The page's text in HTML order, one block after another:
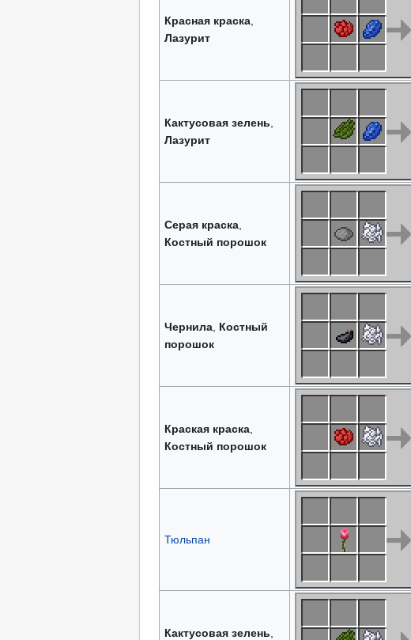
Красная краска,
Лазурит
Кактусовая зелень
Лазурит
Серая краска,
Костный порошок
Чернила, Костный
порошок
Краская краска,
Костный порошок
Тюльпан
Кактусовая зелень